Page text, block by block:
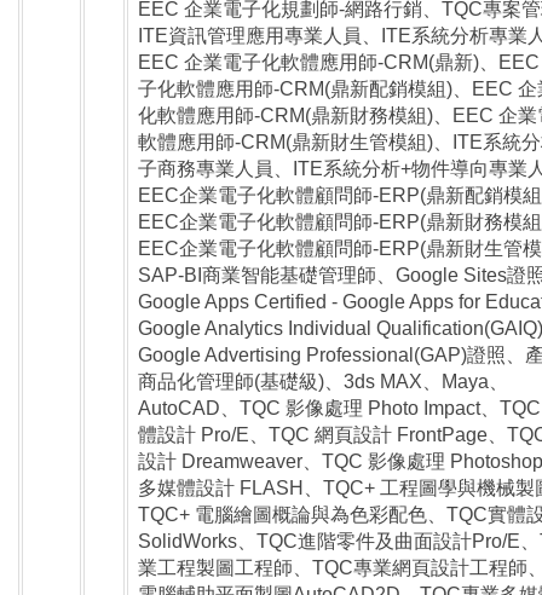
EEC 企業電子化規劃師-網路行銷、TQC專案
ITE資訊管理應用專業人員、ITE系統分析專業
EEC 企業電子化軟體應用師-CRM(鼎新)、
子化軟體應用師-CRM(鼎新配銷模組)、EEC 企
化軟體應用師-CRM(鼎新財務模組)、EEC 企業
軟體應用師-CRM(鼎新財生管模組)、ITE系統
子商務專業人員、ITE系統分析+物件導向專業
EEC企業電子化軟體顧問師-ERP(鼎新配銷模
EEC企業電子化軟體顧問師-ERP(鼎新財務模
EEC企業電子化軟體顧問師-ERP(鼎新財生管
SAP-BI商業智能基礎管理師、Google Sites證
Google Apps Certified - Google Apps for
Google Analytics Individual
Google Advertising Professional(GAP)證照、
商品化管理師(基礎級)、3ds MAX、Maya、
AutoCAD、TQC 影像處理 Photo Impact、
體設計 Pro/E、TQC 網頁設計 FrontPage、
設計 Dreamweaver、TQC 影像處理
多媒體設計 FLASH、TQC+ 工程圖學與機械製
TQC+ 電腦繪圖概論與為色彩配色、TQC實體
SolidWorks、TQC進階零件及曲面設計Pro/E
業工程製圖工程師、TQC專業網頁設計工程師